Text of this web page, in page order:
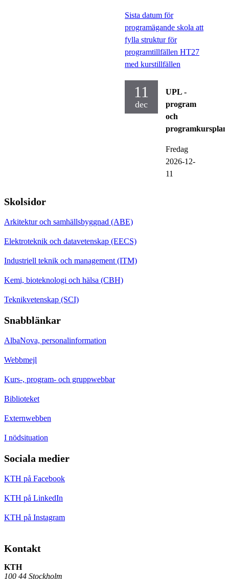
Sista datum för
programägande skola att
fylla struktur för
programtillfällen HT27
med kurstillfällen
11
dec
UPL -
program
och
Fredag
2026-12-
11
Skolsidor
Arkitektur och samhällsbyggnad (ABE)
Elektroteknik och datavetenskap (EECS)
Industriell teknik och management (ITM)
Kemi, bioteknologi och hälsa (CBH)
Teknikvetenskap (SCI)
Snabblänkar
AlbaNova, personalinformation
Webbmejl
Kurs-, program- och gruppwebbar
Biblioteket
Externwebben
I nödsituation
Sociala medier
KTH på Facebook
KTH på LinkedIn
KTH på Instagram
Kontakt
KTH
100 44 Stockholm